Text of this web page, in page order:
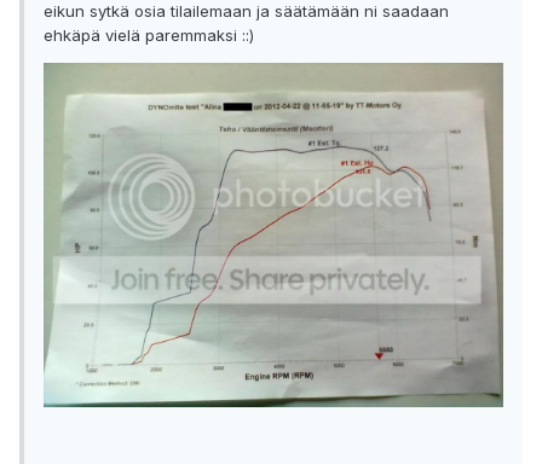
eikun sytkä osia tilailemaan ja säätämään ni saadaan
ehkäpä vielä paremmaksi ::)